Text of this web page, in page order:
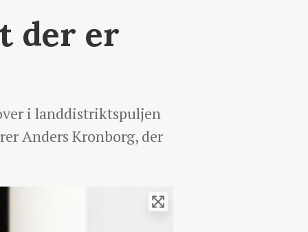
der er
i landdistriktspuljen
Anders Kronborg, der